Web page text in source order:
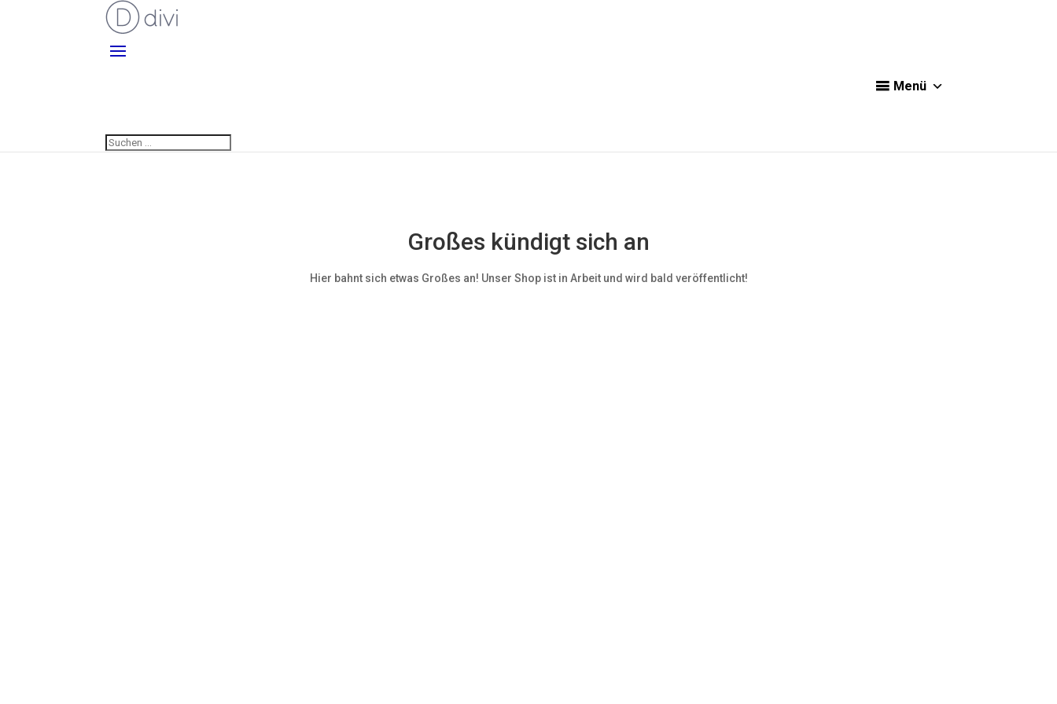
Menü
Großes kündigt sich an
Hier bahnt sich etwas Großes an! Unser Shop ist in Arbeit und wird bald veröffentlicht!